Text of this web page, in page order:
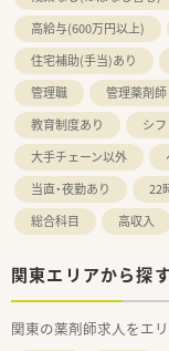
高給与(600万円以上)
住宅補助(手当)あり
管理職
管理薬剤師
教育制度あり
シ
大手チェーン以外
当直・夜勤あり
22
総合科目
高収入
関東エリアから探す
関東の薬剤師求人をエ